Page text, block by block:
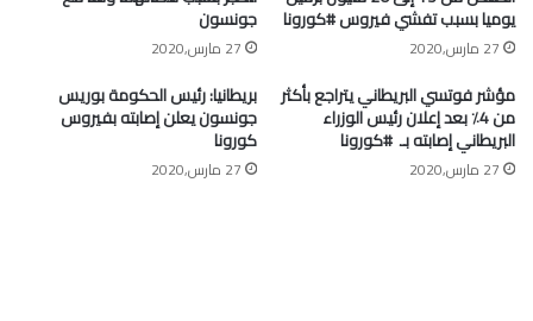
يوميا بسبب تفشي فيروس #كورونا
27 مارس,2020
جونسون
27 مارس,2020
مؤشر فوتسي البريطاني يتراجع بأكثر
من 4٪ بعد إعلان رئيس الوزراء
البريطاني إصابته بـ ⁧ #كورونا⁩
27 مارس,2020
بريطانيا: رئيس الحكومة بوريس
جونسون يعلن إصابته بفيروس
كورونا
27 مارس,2020